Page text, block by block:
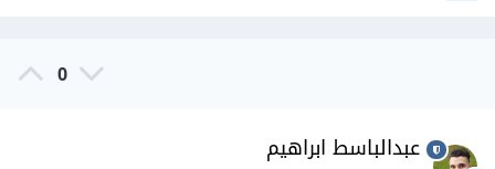
0
عبدالباسط ابراهيم